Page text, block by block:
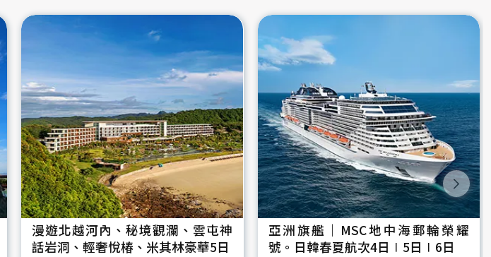
漫遊北越河內、秘境觀瀾、雲屯神
話岩洞、輕奢悅椿、米其林豪華5日
亞洲旗艦｜MSC地中海郵輪榮耀
號。日韓春夏航次4日∣5日∣6日